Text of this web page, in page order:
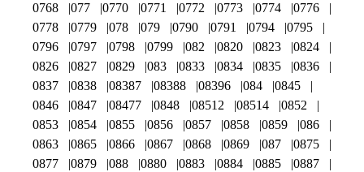
0768
077 0770 0771 0772 0773 0774
0776
0778
0779 078 079 0790 0791 0794
0795
0796
0797 0798 0799 082 0820 0823
0824
0826
0827 0829 083 0833 0834 0835
0836
0837
0838 08387 08388 08396 084
0845
0846
0847 08477 0848 08512 08514
0852
0853
0854 0855 0856 0857 0858 0859
086
0863
0865 0866 0867 0868 0869 087
0875
0877
0879 088 0880 0883 0884 0885
0887